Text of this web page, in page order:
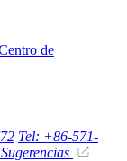
de
Tel: +86-571-
Sugerencias